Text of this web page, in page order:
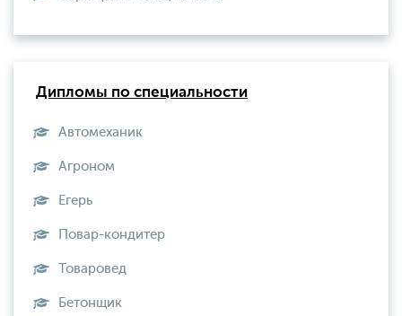
Дипломы по специальности
Автомеханик
Агроном
Егерь
Повар-кондитер
Товаровед
Бетонщик